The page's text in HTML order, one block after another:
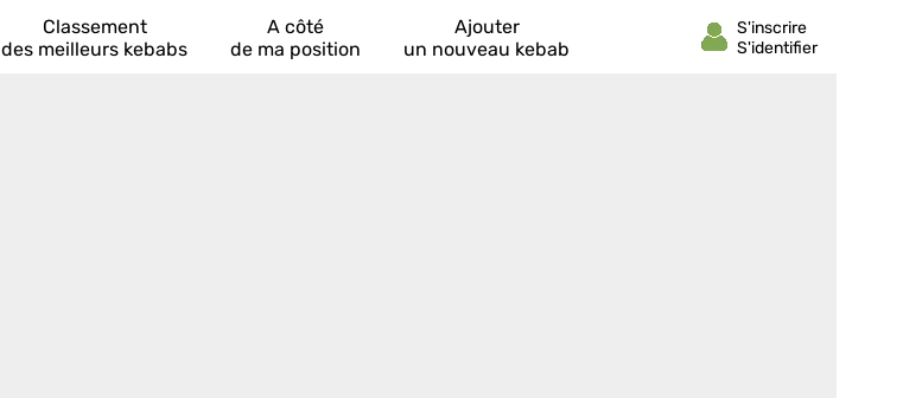
Classement
des meilleurs kebabs
A côté
de ma position
Ajouter
un nouveau kebab